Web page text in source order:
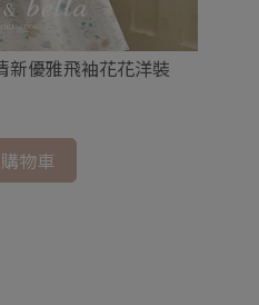
新優雅飛袖花花洋裝
物車